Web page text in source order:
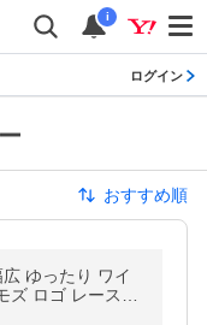
i
ログイン
おすすめ順
ゆったり ワイ
ズ ロゴ レースア
グ 通勤 エルク